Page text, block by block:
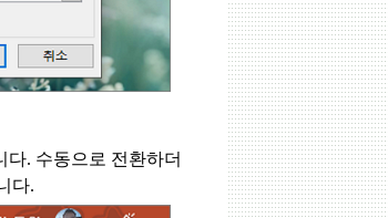
다. 수동으로 전환하더
다.